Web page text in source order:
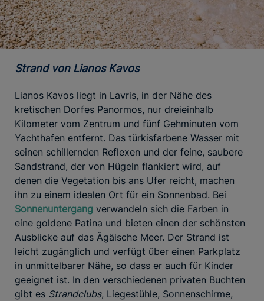
Strand von Lianos Kavos
Lianos Kavos liegt in Lavris, in der Nähe des
kretischen Dorfes Panormos, nur dreieinhalb
Kilometer vom Zentrum und fünf Gehminuten vom
Yachthafen entfernt. Das türkisfarbene Wasser mit
seinen schillernden Reflexen und der feine, saubere
Sandstrand, der von Hügeln flankiert wird, auf
denen die Vegetation bis ans Ufer reicht, machen
ihn zu einem idealen Ort für ein Sonnenbad. Bei
Sonnenuntergang verwandeln sich die Farben in
eine goldene Patina und bieten einen der schönsten
Ausblicke auf das Ägäische Meer. Der Strand ist
leicht zugänglich und verfügt über einen Parkplatz
in unmittelbarer Nähe, so dass er auch für Kinder
geeignet ist. In den verschiedenen privaten Buchten
gibt es Strandclubs, Liegestühle, Sonnenschirme,